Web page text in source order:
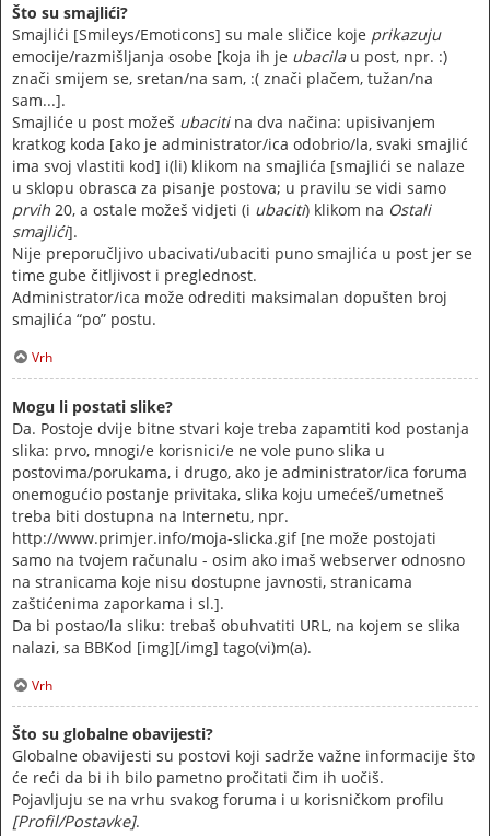
Što su smajlići?
Smajlići [Smileys/Emoticons] su male sličice koje prikazuju
emocije/razmišljanja osobe [koja ih je ubacilau post, npr. :)
znači smijem se, sretan/na sam, :( znači plačem, tužan/na
sam...].
Smajliće u post možeš ubacitina dva načina: upisivanjem
kratkog koda [ako je administrator/ica odobrio/la, svaki smajlić
ima svoj vlastiti kod] i(li) klikom na smajlića [smajlići se nalaze
u sklopu obrasca za pisanje postova; u pravilu se vidi samo
prvih 20, a ostale možeš vidjeti (i ubaciti) klikom na Ostali
smajlići].
Nije preporučljivo ubacivati/ubaciti puno smajlića u post jer se
time gube čitljivost i preglednost.
Administrator/ica može odrediti maksimalan dopušten broj
smajlića “po” postu.
Vrh
Mogu li postati slike?
Da. Postoje dvije bitne stvari koje treba zapamtiti kod postanja
slika: prvo, mnogi/e korisnici/e ne vole puno slika u
postovima/porukama, i drugo, ako je administrator/ica foruma
onemogućio postanje privitaka, slika koju umećeš/umetneš
treba biti dostupna na Internetu, npr.
http://www.primjer.info/moja-slicka.gif [ne može postojati
samo na tvojem računalu - osim ako imaš webserver odnosno
na stranicama koje nisu dostupne javnosti, stranicama
zaštićenima zaporkama i sl.].
Da bi postao/la sliku: trebaš obuhvatiti URL, na kojem se slika
nalazi, sa BBKod [img][/img] tago(vi)m(a).
Vrh
Što su globalne obavijesti?
Globalne obavijesti su postovi koji sadrže važne informacije što
će reći da bi ih bilo pametno pročitati čim ih uočiš.
Pojavljuju se na vrhu svakog foruma i u korisničkom profilu
[Profil/Postavke].